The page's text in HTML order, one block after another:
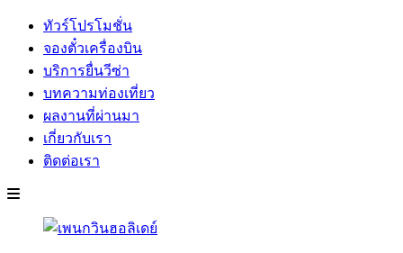
ทัวร์โปรโมชั่น
จองตั๋วเครื่องบิน
บริการยื่นวีซ่า
บทความท่องเที่ยว
ผลงานที่ผ่านมา
เกี่ยวกับเรา
ติดต่อเรา